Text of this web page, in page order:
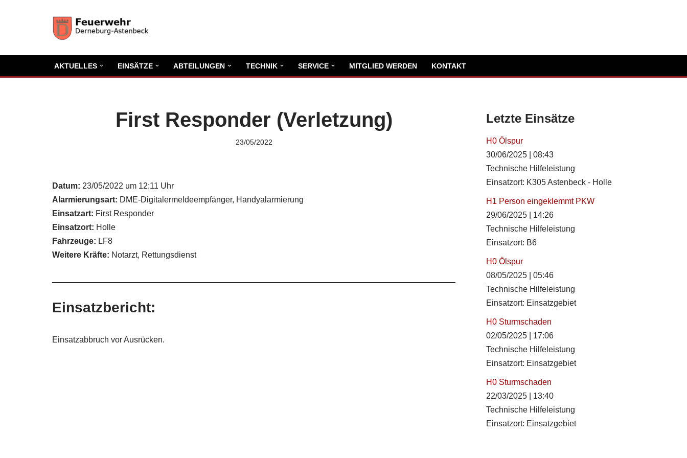
springen
AKTUELLES EINSÄTZE ABTEILUNGEN TECHNIK SERVICE MITGLIED WERDEN KONTAKT
First Responder (Verletzung)
23/05/2022
Datum: 23/05/2022 um 12:11 Uhr
Alarmierungsart: DME-Digitalermeldeempfänger, Handyalarmierung
Einsatzart: First Responder
Einsatzort: Holle
Fahrzeuge: LF8
Weitere Kräfte: Notarzt, Rettungsdienst
Einsatzbericht:
Einsatzabbruch vor Ausrücken.
Letzte Einsätze
H0 Ölspur
30/06/2025
08:43
Technische Hilfeleistung
Einsatzort: K305 Astenbeck - Holle
H1 Person eingeklemmt PKW
29/06/2025
14:26
Technische Hilfeleistung
Einsatzort: B6
H0 Ölspur
08/05/2025
05:46
Technische Hilfeleistung
Einsatzort: Einsatzgebiet
H0 Sturmschaden
02/05/2025
17:06
Technische Hilfeleistung
Einsatzort: Einsatzgebiet
H0 Sturmschaden
22/03/2025
13:40
Technische Hilfeleistung
Einsatzort: Einsatzgebiet